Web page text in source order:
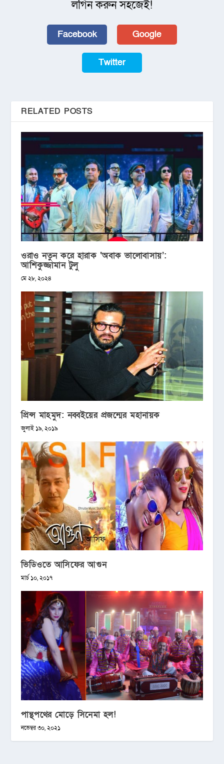
লগিন করুন সহজেই!
Facebook Google
Twitter
RELATED POSTS
ওরাও নতুন করে হারাক ‘অবাক ভালোবাসায়’:
আশিকুজ্জামান টুলু
মে ২৮, ২০২৪
প্রিন্স মাহমুদ: নব্বইয়ের প্রজন্মের মহানায়ক
জুলাই ১৯, ২০১৯
ভিডিওতে আসিফের আগুন
মার্চ ১০, ২০১৭
পান্থপথের মোড়ে সিনেমা হল!
নভেম্বর ৩০, ২০২১